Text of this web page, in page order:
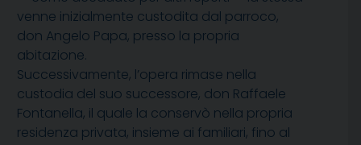
venne inizialmente custodita dal parroco,
don Angelo Papa, presso la propria
abitazione.
Successivamente, l’opera rimase nella
custodia del suo successore, don Raffaele
Fontanella, il quale la conservò nella propria
residenza privata, insieme ai familiari, fino al